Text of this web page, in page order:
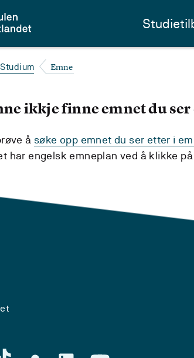
Studium Emne
ikkje finne emnet du
å søke opp emnet du ser etter i
har engelsk emneplan ved å klikke på